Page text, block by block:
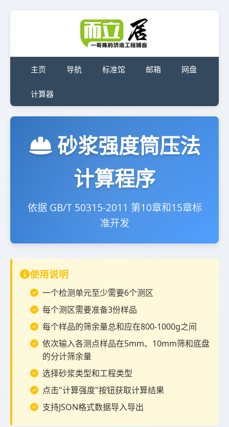
主页 导航 标准馆 邮箱 网盘
计算器
砂浆强度筒压法
计算程序
依据 GB/T 50315-2011 第10章和15章标
准开发
使用说明
一个检测单元至少需要6个测区
每个测区需要准备3份样品
每个样品的筛余量总和应在800-1000g之间
依次输入各测点样品在5mm、10mm筛和底盘
的分计筛余量
选择砂浆类型和工程类型
点击"计算强度"按钮获取计算结果
支持JSON格式数据导入导出